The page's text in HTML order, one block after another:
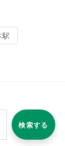
駅
検索する